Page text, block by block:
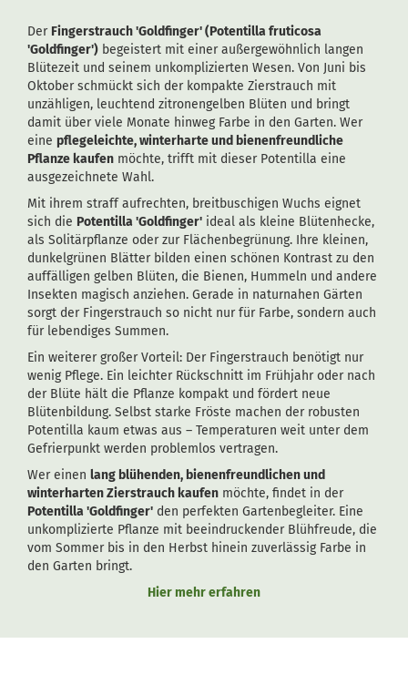
Der Fingerstrauch 'Goldfinger' (Potentilla fruticosa
'Goldfinger') begeistert mit einer außergewöhnlich langen
Blütezeit und seinem unkomplizierten Wesen. Von Juni bis
Oktober schmückt sich der kompakte Zierstrauch mit
unzähligen, leuchtend zitronengelben Blüten und bringt
damit über viele Monate hinweg Farbe in den Garten. Wer
eine pflegeleichte, winterharte und bienenfreundliche
Pflanze kaufen möchte, trifft mit dieser Potentilla eine
ausgezeichnete Wahl.
Mit ihrem straff aufrechten, breitbuschigen Wuchs eignet
sich die Potentilla 'Goldfinger' ideal als kleine Blütenhecke,
als Solitärpflanze oder zur Flächenbegrünung. Ihre kleinen,
dunkelgrünen Blätter bilden einen schönen Kontrast zu den
auffälligen gelben Blüten, die Bienen, Hummeln und andere
Insekten magisch anziehen. Gerade in naturnahen Gärten
sorgt der Fingerstrauch so nicht nur für Farbe, sondern auch
für lebendiges Summen.
Ein weiterer großer Vorteil: Der Fingerstrauch benötigt nur
wenig Pflege. Ein leichter Rückschnitt im Frühjahr oder nach
der Blüte hält die Pflanze kompakt und fördert neue
Blütenbildung. Selbst starke Fröste machen der robusten
Potentilla kaum etwas aus – Temperaturen weit unter dem
Gefrierpunkt werden problemlos vertragen.
Wer einen lang blühenden, bienenfreundlichen und
winterharten Zierstrauch kaufen möchte, findet in der
Potentilla 'Goldfinger' den perfekten Gartenbegleiter. Eine
unkomplizierte Pflanze mit beeindruckender Blühfreude, die
vom Sommer bis in den Herbst hinein zuverlässig Farbe in
den Garten bringt.
Hier mehr erfahren